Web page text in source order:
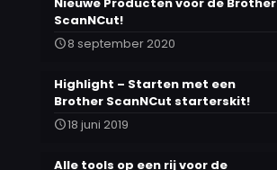
ScanNCut!
8 september 2020
Highlight – Starten met een
Brother ScanNCut starterskit!
18 juni 2019
Alle tools op een rij voor de